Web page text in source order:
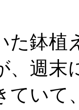
た鉢植
、週末
ていて